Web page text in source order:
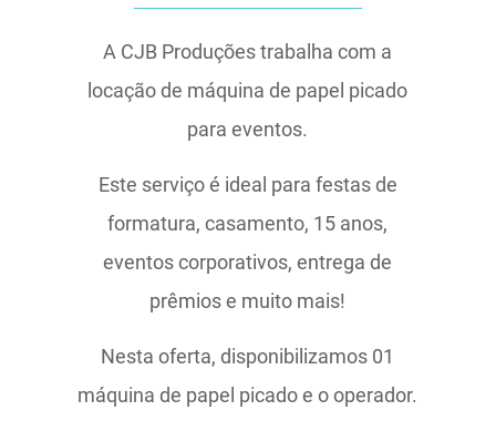
A CJB Produções trabalha com a
locação de máquina de papel picado
para eventos.
Este serviço é ideal para festas de
formatura, casamento, 15 anos,
eventos corporativos, entrega de
prêmios e muito mais!
Nesta oferta, disponibilizamos 01
máquina de papel picado e o operador.